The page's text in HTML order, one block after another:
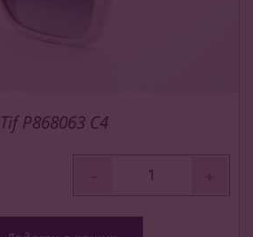
Tif P868063 C4
- +